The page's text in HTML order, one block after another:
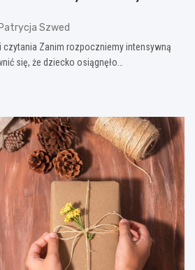
Patrycja Szwed
czytania Zanim rozpoczniemy intensywną
się, że dziecko osiągnęło…